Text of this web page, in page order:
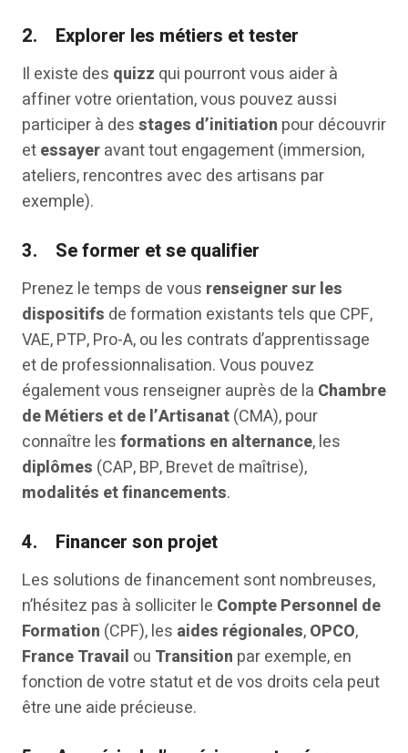
2. Explorer les métiers et tester
Il existe des quizz qui pourront vous aider à
affiner votre orientation, vous pouvez aussi
participer à desstages d’initiation pour découvrir
etessayeravant tout engagement (immersion,
ateliers, rencontres avec des artisans par
exemple).
3. Se former et se qualifier
Prenez le temps de vous renseigner sur les
dispositifs de formation existants tels que CPF,
VAE, PTP, Pro-A, ou les contrats d’apprentissage
et de professionnalisation. Vous pouvez
également vous renseigner auprès de la Chambre
de Métiers et de l’Artisanat(CMA), pour
connaître lesformations en alternance, les
diplômes (CAP, BP, Brevet de maîtrise),
modalités et financements.
4. Financer son projet
Les solutions de financement sont nombreuses,
n’hésitez pas à solliciter le Compte Personnel de
Formation (CPF), les aides régionales,OPCO,
France Travail ou Transition par exemple, en
fonction de votre statut et de vos droits cela peut
être une aide précieuse.